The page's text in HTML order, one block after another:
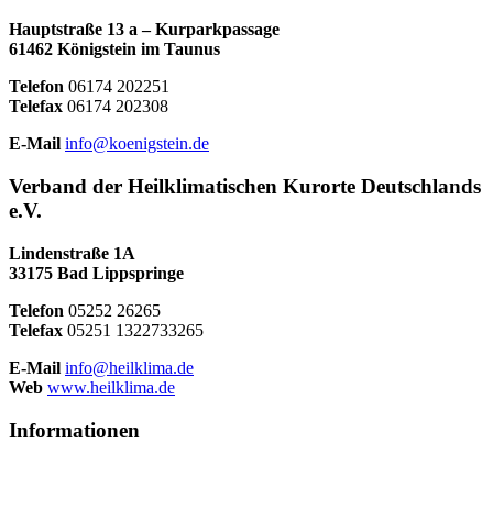
Hauptstraße 13 a – Kurparkpassage
61462 Königstein im Taunus
Telefon 06174 202251
Telefax 06174 202308
E-Mail info@koenigstein.de
Verband der Heilklimatischen Kurorte Deutschlands
e.V.
Lindenstraße 1A
33175 Bad Lippspringe
Telefon 05252 26265
Telefax 05251 1322733265
E-Mail info@heilklima.de
Web www.heilklima.de
Informationen